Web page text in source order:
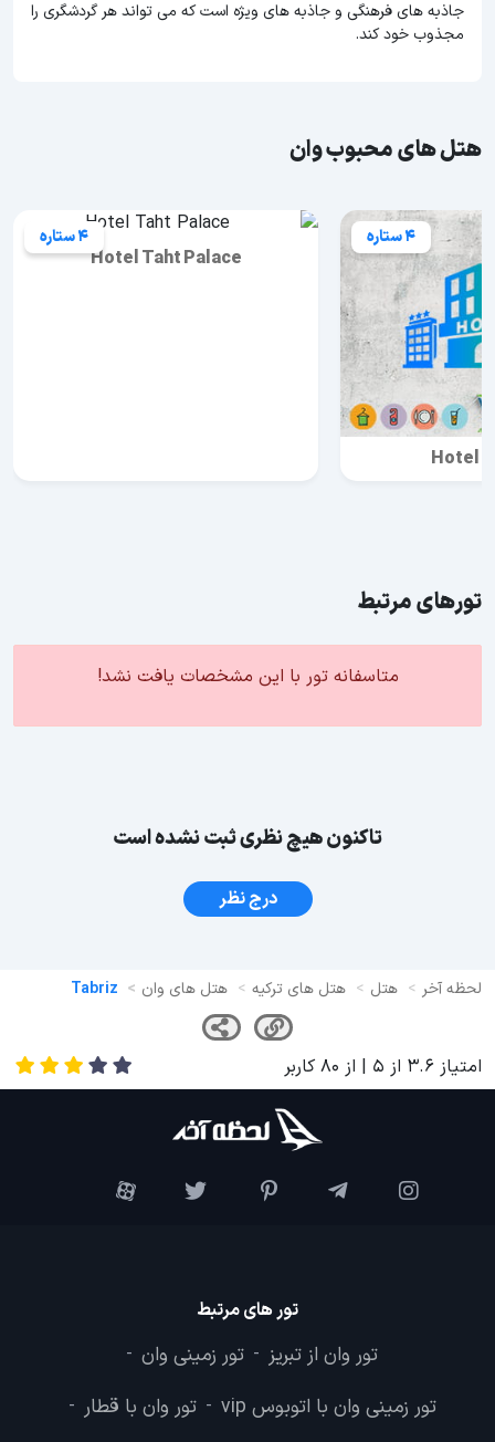
جاذبه های فرهنگی و جاذبه های ویژه است که می تواند هر گردشگری را
مجذوب خود کند.
هتل های محبوب وان
4 ستاره
Hotel
4 ستاره
Hotel Taht Palace
تورهای مرتبط
متاسفانه تور با این مشخصات یافت نشد!
تاکنون هیچ نظری ثبت نشده است
درج نظر
لحظه آخر هتل هتل های ترکیه هتل های وان Tabriz
امتیاز 3.6 از 5 | از 80 کاربر
تور های مرتبط
تور وان از تبریز - تور زمینی وان -
تور زمینی وان با اتوبوس vip - تور وان با قطار -